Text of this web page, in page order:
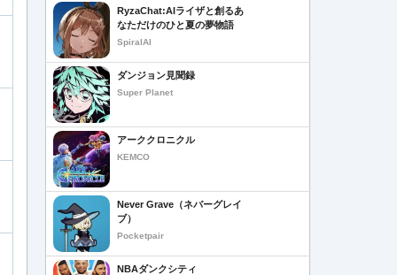
RyzaChat:AIライザと創るあ
なただけのひと夏の夢物語
SpiralAI
ダンジョン見聞録
Super Planet
アーククロニクル
KEMCO
Never Grave（ネバーグレイ
ブ）
Pocketpair
NBAダンクシティ